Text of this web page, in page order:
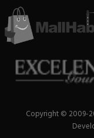
Copyright © 2009-